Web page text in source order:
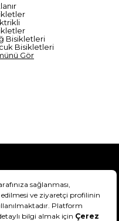
Bisikletleri
Bisikletleri
Gör
Bilgisi
& Koşullar